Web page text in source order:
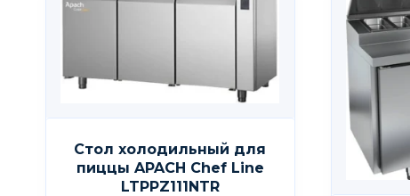
Стол холодильный для
пиццы APACH Chef Line
LTPPZ111NTR